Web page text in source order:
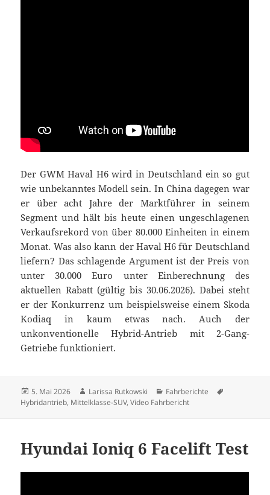
Der GWM Haval H6 wird in Deutschland ein so gut
wie unbekanntes Modell sein. In China dagegen war
er über acht Jahre der Marktführer in seinem
Segment und hält bis heute einen ungeschlagenen
Verkaufsrekord von über 80.000 Einheiten in einem
Monat. Was also kann der Haval H6 für Deutschland
liefern? Das schlagende Argument ist der Preis von
unter 30.000 Euro unter Einberechnung des
aktuellen Rabatt (gültig bis 30.06.2026). Dabei steht
er der Konkurrenz um beispielsweise einem Skoda
Kodiaq in kaum etwas nach. Auch der
unkonventionelle Hybrid-Antrieb mit 2-Gang-
Getriebe funktioniert.
Veröffentlicht
am
5. Mai 2026 Autor
Larissa Rutkowski Kategorien
Fahrberichte
Hybridantrieb, Mittelklasse-SUV,Video Fahrbericht
Hyundai Ioniq 6 Facelift Test